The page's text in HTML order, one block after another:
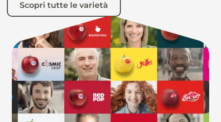
Scopri tutte le varietà